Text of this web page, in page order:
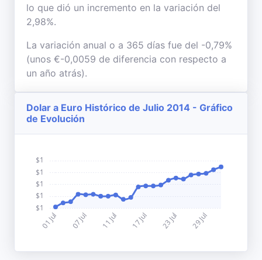
lo que dió un incremento en la variación del
2,98%.
La variación anual o a 365 días fue del -0,79%
(unos €-0,0059 de diferencia con respecto a
un año atrás).
Dolar a Euro Histórico de Julio 2014 - Gráfico
de Evolución